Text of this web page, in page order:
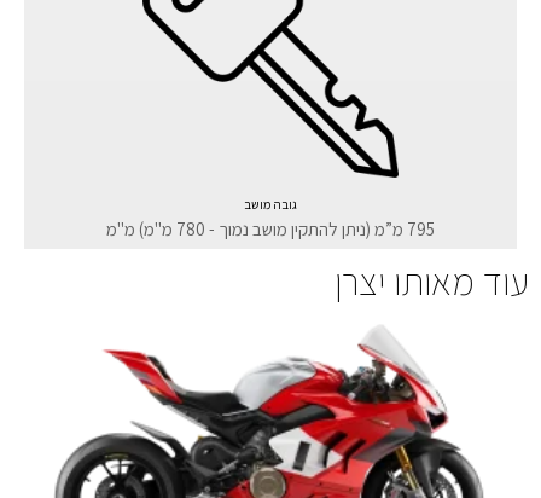
גובה מושב
795 מ”מ (ניתן להתקין מושב נמוך - 780 מ"מ) מ"מ
עוד מאותו יצרן